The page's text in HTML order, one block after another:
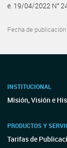
e. 19/04/2022 N°
Fecha de
INSTITUCIONAL
Misión, Visión e
PRODUCTOS Y
Tarifas de